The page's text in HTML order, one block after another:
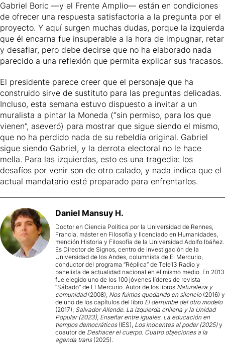
Gabriel Boric —y el Frente Amplio— están en condiciones
de ofrecer una respuesta satisfactoria a la pregunta por el
proyecto. Y aquí surgen muchas dudas, porque la izquierda
que él encarna fue insuperable a la hora de impugnar, retar
y desafiar, pero debe decirse que no ha elaborado nada
parecido a una reflexión que permita explicar sus fracasos.
El presidente parece creer que el personaje que ha
construido sirve de sustituto para las preguntas delicadas.
Incluso, esta semana estuvo dispuesto a invitar a un
muralista a pintar la Moneda (“sin permiso, para los que
vienen”, aseveró) para mostrar que sigue siendo el mismo,
que no ha perdido nada de su rebeldía original. Gabriel
sigue siendo Gabriel, y la derrota electoral no le hace
mella. Para las izquierdas, esto es una tragedia: los
desafíos por venir son de otro calado, y nada indica que el
actual mandatario esté preparado para enfrentarlos.
Daniel Mansuy H.
Doctor en Ciencia Política por la Universidad de Rennes,
Francia, máster en Filosofía y licenciado en Humanidades,
mención Historia y Filosofía de la Universidad Adolfo Ibáñez.
Es Director de Signos, centro de investigación de la
Universidad de los Andes, columnista de El Mercurio,
conductor del programa “Réplica” de Tele13 Radio y
panelista de actualidad nacional en el mismo medio. En 2013
fue elegido uno de los 100 jóvenes líderes de revista
“Sábado” de El Mercurio. Autor de los libros Naturaleza y
comunidad(2008), Nos fuimos quedando en silencio(2016) y
de uno de los capítulos del libro El derrumbe del otro modelo
(2017), Salvador Allende. La izquierda chilena y la Unidad
Popular (2023), Enseñar entre iguales. La educación en
tiempos democráticos(IES), Los inocentes al poder (2025)y
coautor de Deshacer el cuerpo. Cuatro objeciones a la
agenda trans (2025).